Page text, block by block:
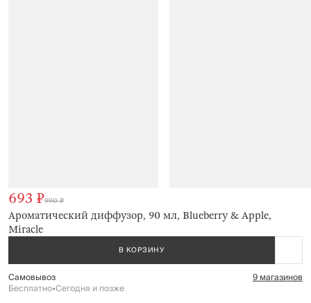
Ароматический диффузор, 90 мл, Blueberry & Apple,
Miracle
693 ₽990 ₽
В КОРЗИНУ
Самовывоз 9 магазинов
Бесплатно•Сегодня и позже